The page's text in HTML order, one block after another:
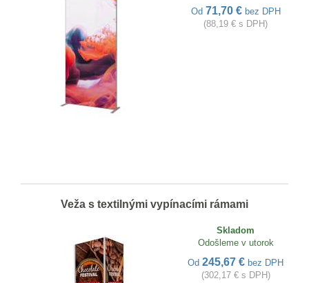
Od 71,70 € bez DPH
(88,19 € s DPH)
Veža s textilnými vypínacími rámami
Skladom
Odošleme v utorok
Od 245,67 € bez DPH
(302,17 € s DPH)